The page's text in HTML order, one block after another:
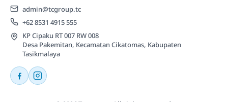
admin@tcgroup.tc
+62 8531 4915 555
KP Cipaku RT 007 RW 008
Desa Pakemitan, Kecamatan Cikatomas, Kabupaten
Tasikmalaya